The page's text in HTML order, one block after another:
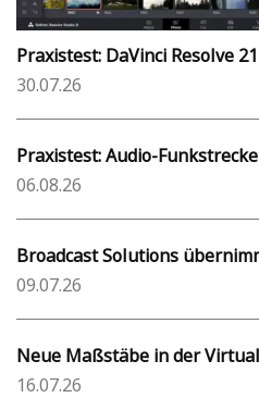
Praxistest: DaVinci Resolve 21
30.07.26
Praxistest: Audio-
06.08.26
Broadcast Solutions
09.07.26
Neue Maßstäbe in der
16.07.26